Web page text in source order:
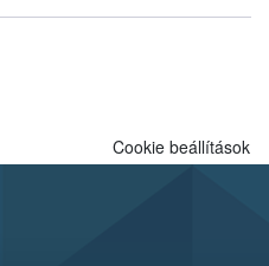
jártas szakértőt.
Cookie beállítások